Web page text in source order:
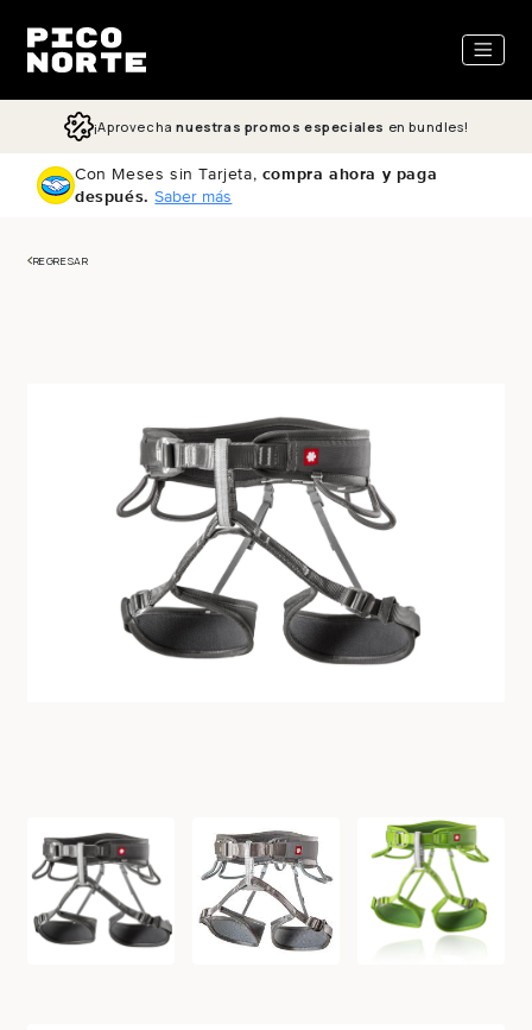
al contenido
¡Aprovecha nuestras promos especiales en bundles!
Con Meses sin Tarjeta, compra ahora y paga
después. Saber más
REGRESAR